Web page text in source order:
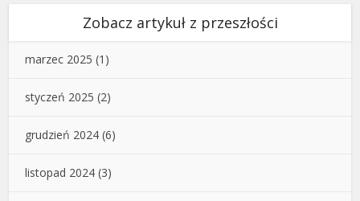
Zobacz artykuł z przeszłości
marzec 2025 (1)
styczeń 2025 (2)
grudzień 2024 (6)
listopad 2024 (3)